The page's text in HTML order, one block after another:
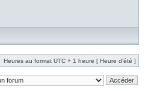
Heures au format UTC + 1 heure [ Heure d’été ]